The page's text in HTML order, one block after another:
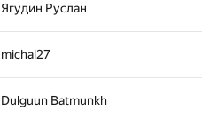
Ягудин Руслан
michal27
Dulguun Batmunkh